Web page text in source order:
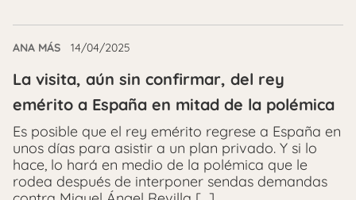
ANA MÁS 14/04/2025
La visita, aún sin confirmar, del rey
emérito a España en mitad de la polémica
Es posible que el rey emérito regrese a España en
unos días para asistir a un plan privado. Y si lo
hace, lo hará en medio de la polémica que le
rodea después de interponer sendas demandas